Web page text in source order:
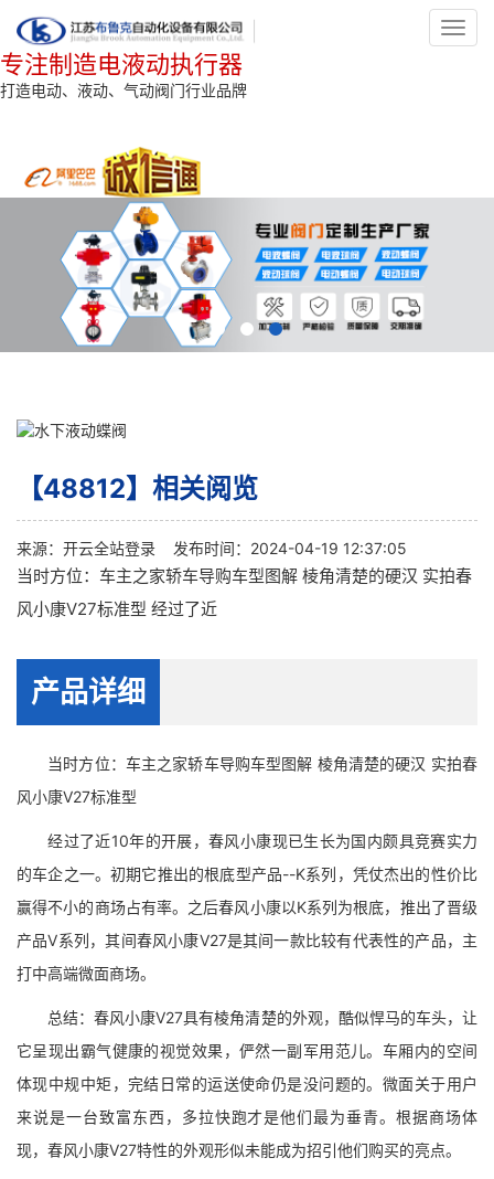
专注制造电液动执行器
打造电动、液动、气动阀门行业品牌
【48812】相关阅览
来源： 开云全站登录 发布时间：2024-04-19 12:37:05
当时方位：车主之家轿车导购车型图解 棱角清楚的硬汉 实拍春
风小康V27标准型 经过了近
产品详细
当时方位：车主之家轿车导购车型图解 棱角清楚的硬汉 实拍春
风小康V27标准型
经过了近10年的开展，春风小康现已生长为国内颇具竞赛实力
的车企之一。初期它推出的根底型产品--K系列，凭仗杰出的性价比
赢得不小的商场占有率。之后春风小康以K系列为根底，推出了晋级
产品V系列，其间春风小康V27是其间一款比较有代表性的产品，主
打中高端微面商场。
总结：春风小康V27具有棱角清楚的外观，酷似悍马的车头，让
它呈现出霸气健康的视觉效果，俨然一副军用范儿。车厢内的空间
体现中规中矩，完结日常的运送使命仍是没问题的。微面关于用户
来说是一台致富东西，多拉快跑才是他们最为垂青。根据商场体
现，春风小康V27特性的外观形似未能成为招引他们购买的亮点。